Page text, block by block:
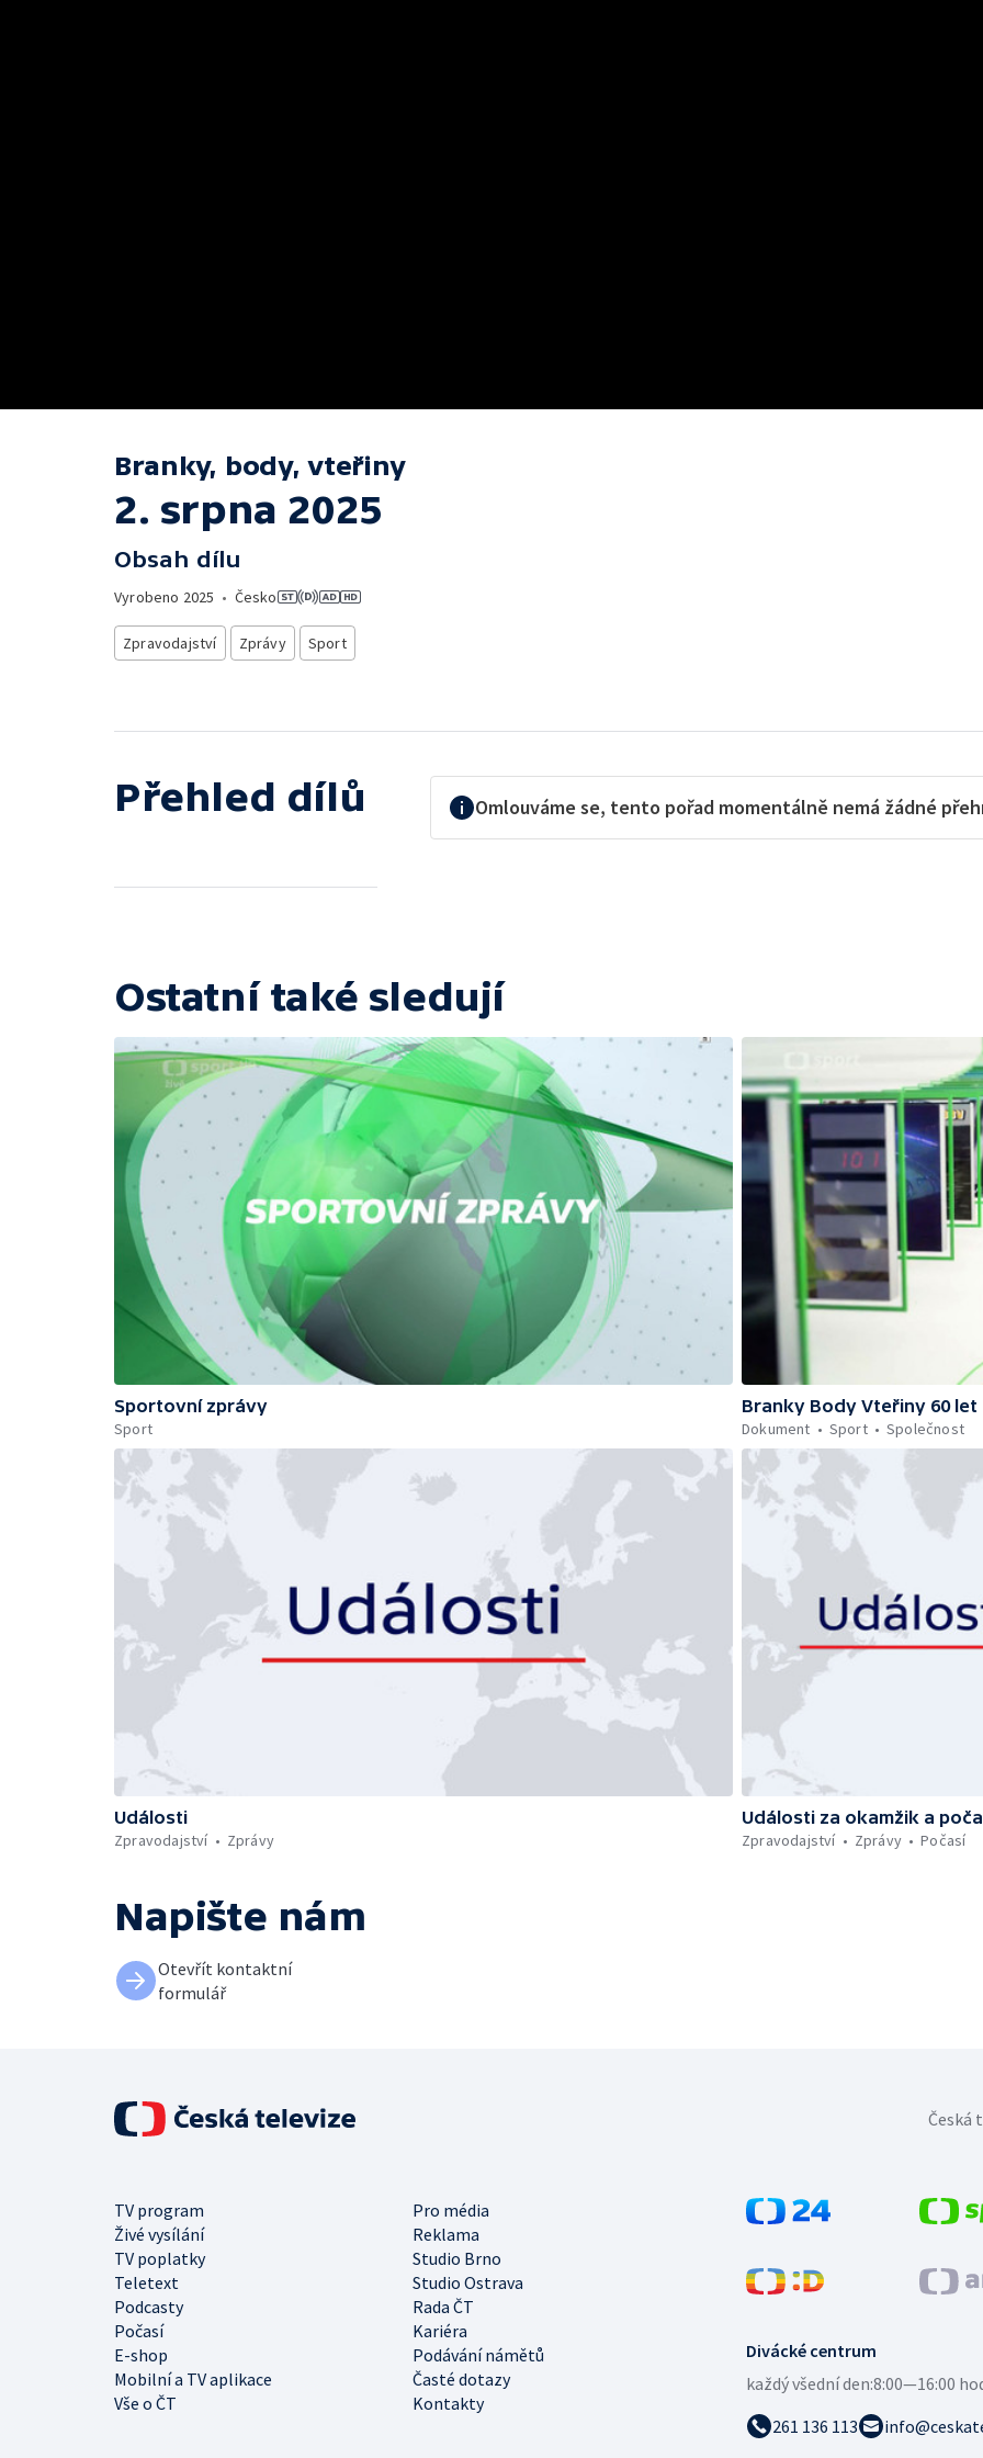
Branky, body, vteřiny
2. srpna 2025
Obsah dílu
Vyrobeno 2025 • Česko
Zpravodajství Zprávy Sport
Přehled dílů Omlouváme se, tento pořad momentálně nemá žádné
Ostatní také sledují
Sportovní zprávy
Sport
Branky Body Vteřiny 60 let
Dokument
Sport Společnost
Události
Zpravodajství
Zprávy
Události za okamžik a
Zpravodajství
Zprávy Počasí
Napište nám
Otevřít kontaktní
formulář
Divácké centrum
každý všední den:8:00—16:00
261 136 113
TV program
Pro média
Živé vysílání
Reklama
TV poplatky
Studio Brno
Teletext
Studio Ostrava
Podcasty
Rada ČT
Počasí
Kariéra
E-shop
Podávání námětů
Mobilní a TV aplikace
Časté dotazy
Vše o ČT
Kontakty
Česká